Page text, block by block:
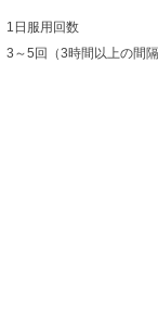
1日服用回数
3～5回（3時間以上の間